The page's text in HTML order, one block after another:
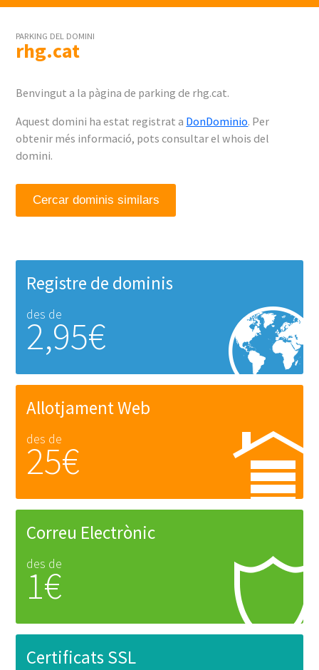
PARKING DEL DOMINI
rhg.cat
Benvingut a la pàgina de parking de rhg.cat.
Aquest domini ha estat registrat a DonDominio. Per
obtenir més informació, pots consultar el whois del
domini.
Cercar dominis similars
Registre de dominis
des de
2,95€
Allotjament Web
des de
25€
Correu Electrònic
des de
1€
Certificats SSL